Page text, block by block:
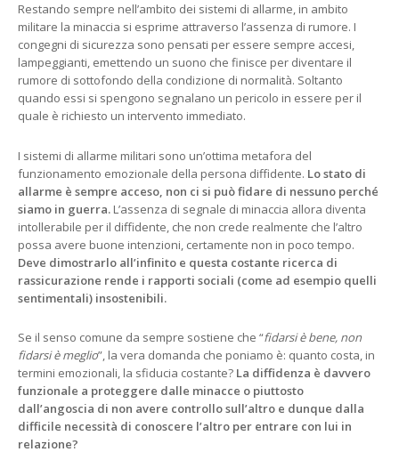
Restando sempre nell’ambito dei sistemi di allarme, in ambito
militare la minaccia si esprime attraverso l’assenza di rumore. I
congegni di sicurezza sono pensati per essere sempre accesi,
lampeggianti, emettendo un suono che finisce per diventare il
rumore di sottofondo della condizione di normalità. Soltanto
quando essi si spengono segnalano un pericolo in essere per il
quale è richiesto un intervento immediato.
I sistemi di allarme militari sono un’ottima metafora del
funzionamento emozionale della persona diffidente. Lo stato di
allarme è sempre acceso, non ci si può fidare di nessuno perché
siamo in guerra. L’assenza di segnale di minaccia allora diventa
intollerabile per il diffidente, che non crede realmente che l’altro
possa avere buone intenzioni, certamente non in poco tempo.
Deve dimostrarlo all’infinito e questa costante ricerca di
rassicurazione rende i rapporti sociali (come ad esempio quelli
sentimentali) insostenibili.
Se il senso comune da sempre sostiene che “fidarsi è bene, non
fidarsi è meglio”, la vera domanda che poniamo è: quanto costa, in
termini emozionali, la sfiducia costante? La diffidenza è davvero
funzionale a proteggere dalle minacce o piuttosto
dall’angoscia di non avere controllo sull’altro e dunque dalla
difficile necessità di conoscere l’altro per entrare con lui in
relazione?